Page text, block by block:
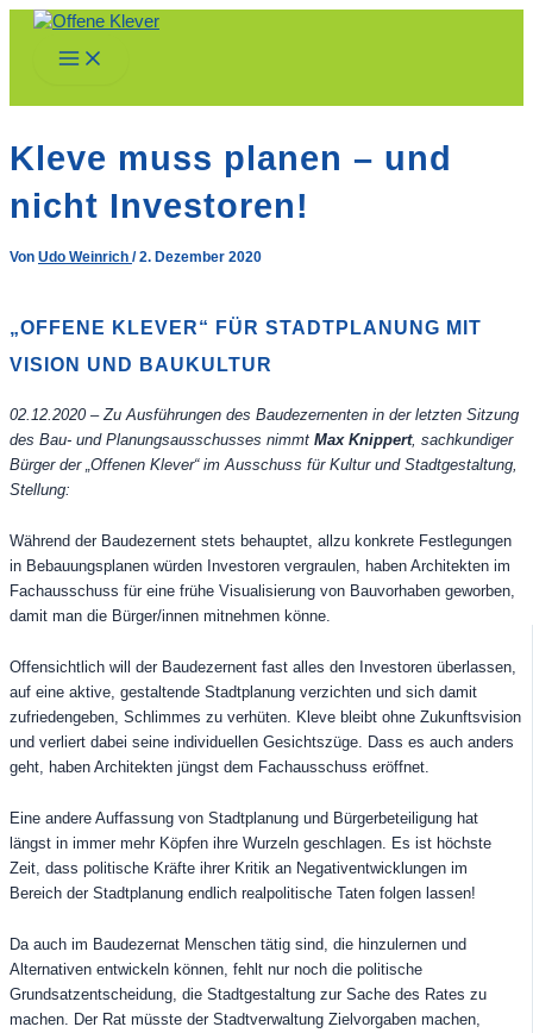
Zum
springen
Main
Menu
Kleve muss planen – und
nicht Investoren!
Von Udo Weinrich /2. Dezember 2020
„OFFENE KLEVER“ FÜR STADTPLANUNG MIT
VISION UND BAUKULTUR
02.12.2020 – Zu Ausführungen des Baudezernenten in der letzten Sitzung
des Bau- und Planungsausschusses nimmt Max Knippert, sachkundiger
Bürger der „Offenen Klever“ im Ausschuss für Kultur und Stadtgestaltung,
Stellung:
Während der Baudezernent stets behauptet, allzu konkrete Festlegungen
in Bebauungsplanen würden Investoren vergraulen, haben Architekten im
Fachausschuss für eine frühe Visualisierung von Bauvorhaben geworben,
damit man die Bürger/innen mitnehmen könne.
Offensichtlich will der Baudezernent fast alles den Investoren überlassen,
auf eine aktive, gestaltende Stadtplanung verzichten und sich damit
zufriedengeben, Schlimmes zu verhüten. Kleve bleibt ohne Zukunftsvision
und verliert dabei seine individuellen Gesichtszüge. Dass es auch anders
geht, haben Architekten jüngst dem Fachausschuss eröffnet.
Eine andere Auffassung von Stadtplanung und Bürgerbeteiligung hat
längst in immer mehr Köpfen ihre Wurzeln geschlagen. Es ist höchste
Zeit, dass politische Kräfte ihrer Kritik an Negativentwicklungen im
Bereich der Stadtplanung endlich realpolitische Taten folgen lassen!
Da auch im Baudezernat Menschen tätig sind, die hinzulernen und
Alternativen entwickeln können, fehlt nur noch die politische
Grundsatzentscheidung, die Stadtgestaltung zur Sache des Rates zu
machen. Der Rat müsste der Stadtverwaltung Zielvorgaben machen,